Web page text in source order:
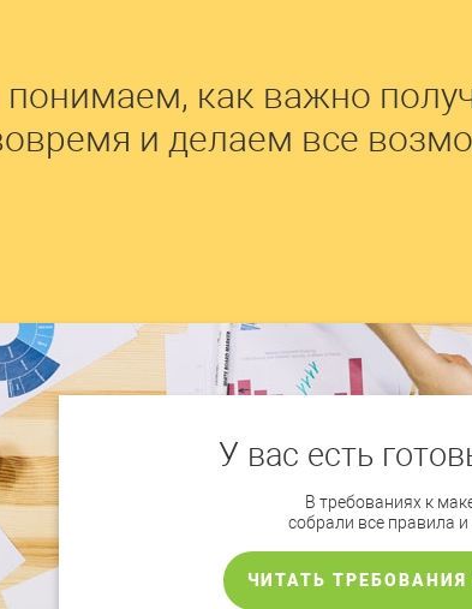
как важно
и делаем все
У вас есть
В требованиях к
собрали все правила
ЧИТАТЬ